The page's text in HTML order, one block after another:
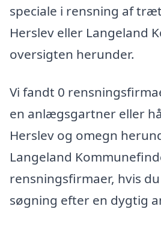
speciale i rensning af
Herslev eller Langeland
oversigten herunder.
Vi fandt 0
en anlægsgartner eller
Herslev og omegn
Langeland
rensningsfirmaer, hvis
søgning efter en dygtig